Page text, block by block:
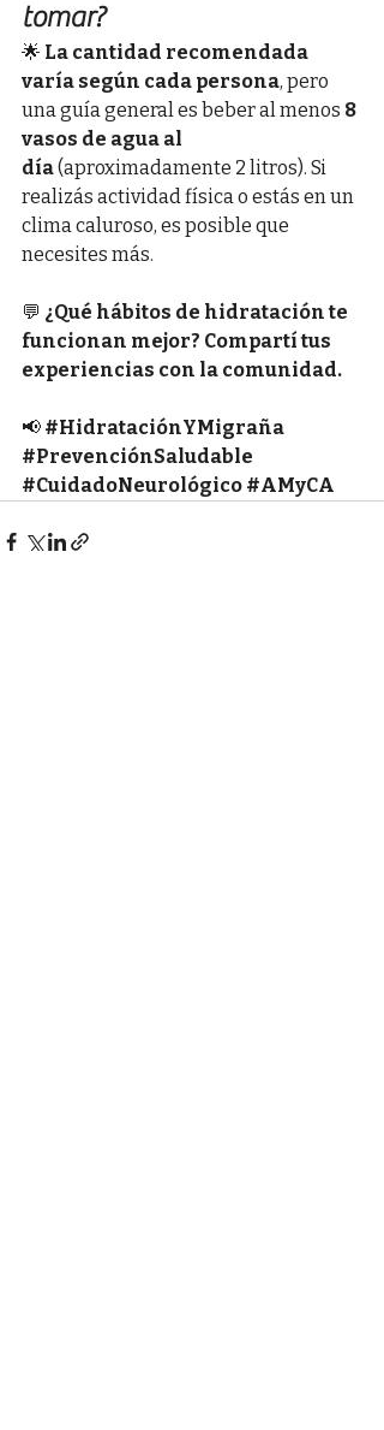
tomar?
🌟 La cantidad recomendada
varía según cada persona, pero
una guía general es beber al menos 8
vasos de agua al
día (aproximadamente 2 litros). Si
realizás actividad física o estás en un
clima caluroso, es posible que
necesites más.
💬 ¿Qué hábitos de hidratación te
funcionan mejor? Compartí tus
experiencias con la comunidad.
📢 #HidrataciónYMigraña
#PrevenciónSaludable
#CuidadoNeurológico #AMyCA